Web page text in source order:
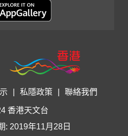
私隱政策 聯絡我們
香港天文台
: 2019年11月28日